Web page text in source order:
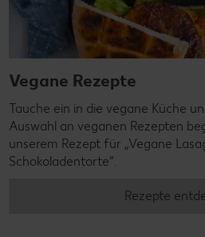
Vegane Rezepte
Tauche ein in die vegane Küche
Auswahl an veganen Rezepten
unserem Rezept für „Vegane
Schokoladentorte“.
Rezepte